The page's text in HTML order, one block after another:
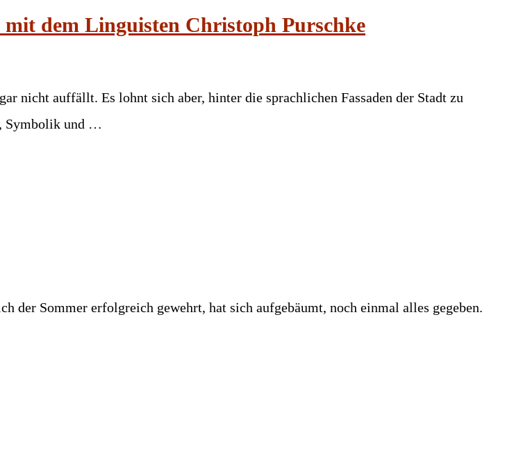
dem Linguisten Christoph Purschke
nicht auffällt. Es lohnt sich aber, hinter die sprachlichen Fassaden der Stadt zu
Symbolik und …
der Sommer erfolgreich gewehrt, hat sich aufgebäumt, noch einmal alles gegeben.